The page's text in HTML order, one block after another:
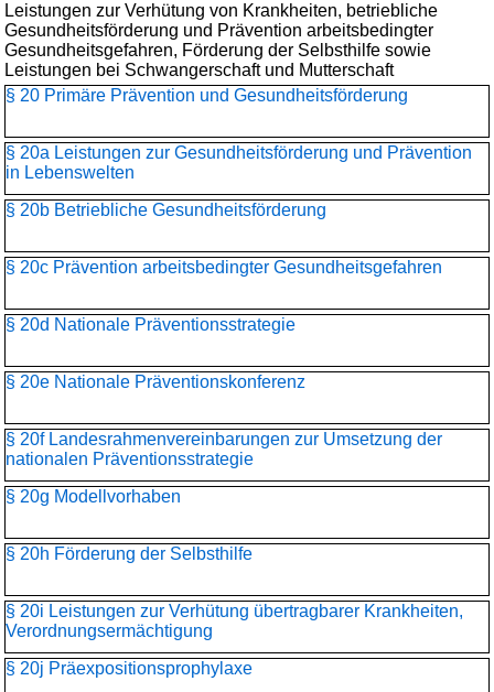
Leistungen zur Verhütung von Krankheiten, betriebliche
Gesundheitsförderung und Prävention arbeitsbedingter
Gesundheitsgefahren, Förderung der Selbsthilfe sowie
Leistungen bei Schwangerschaft und Mutterschaft
§ 20 Primäre Prävention und Gesundheitsförderung
§ 20a Leistungen zur Gesundheitsförderung und Prävention
in Lebenswelten
§ 20b Betriebliche Gesundheitsförderung
§ 20c Prävention arbeitsbedingter Gesundheitsgefahren
§ 20d Nationale Präventionsstrategie
§ 20e Nationale Präventionskonferenz
§ 20f Landesrahmenvereinbarungen zur Umsetzung der
nationalen Präventionsstrategie
§ 20g Modellvorhaben
§ 20h Förderung der Selbsthilfe
§ 20i Leistungen zur Verhütung übertragbarer Krankheiten,
Verordnungsermächtigung
§ 20j Präexpositionsprophylaxe